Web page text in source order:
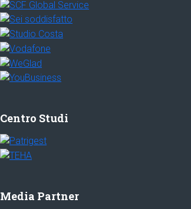
Centro Studi
Media Partner